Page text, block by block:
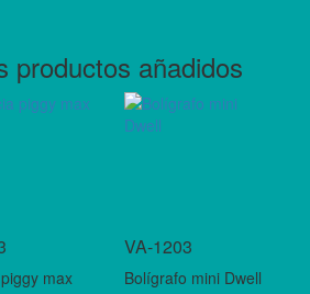
productos añadidos
max
VA-1203
Bolígrafo mini Dwell